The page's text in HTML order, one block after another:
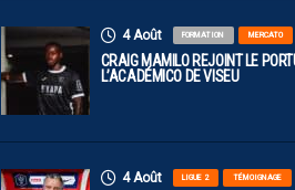
4 Août FORMATION MERCATO
CRAIG MAMILO REJOINT LE
L’ACADÉMICO DE VISEU
4 Août LIGUE 2 TÉMOIGNAGE